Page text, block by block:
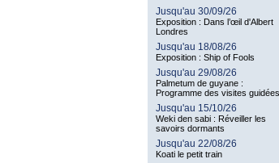
Jusqu'au 30/09/26
Exposition : Dans l’œil d'Albert
Londres
Jusqu'au 18/08/26
Exposition : Ship of Fools
Jusqu'au 29/08/26
Palmetum de guyane :
Programme des visites guidées
Jusqu'au 15/10/26
Weki den sabi : Réveiller les
savoirs dormants
Jusqu'au 22/08/26
Koati le petit train